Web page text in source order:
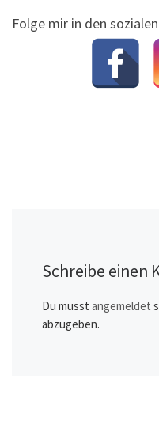
Folge mir in den
Schreibe einen
Du musst angemeldet
abzugeben.